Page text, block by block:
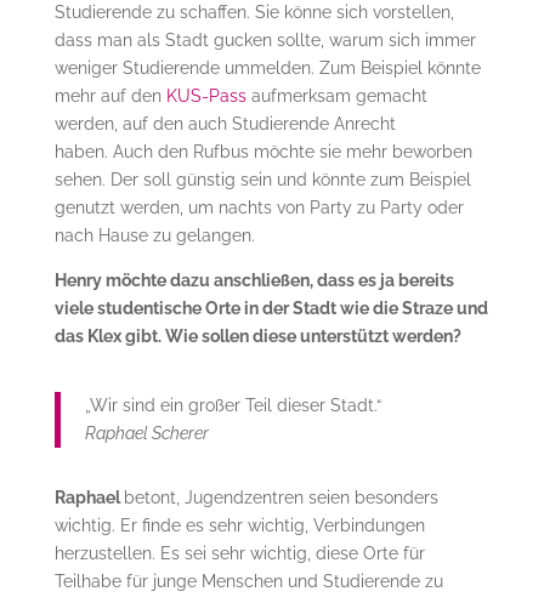
Studierende zu schaffen. Sie könne sich vorstellen,
dass man als Stadt gucken sollte, warum sich immer
weniger Studierende ummelden. Zum Beispiel könnte
mehr auf den KUS-Passaufmerksam gemacht
werden, auf den auch Studierende Anrecht
haben. Auch den Rufbus möchte sie mehr beworben
sehen. Der soll günstig sein und könnte zum Beispiel
genutzt werden, um nachts von Party zu Party oder
nach Hause zu gelangen.
Henry möchte dazu anschließen, dass es ja bereits
viele studentische Orte in der Stadt wie die Straze und
das Klex gibt. Wie sollen diese unterstützt werden?
„Wir sind ein großer Teil dieser Stadt.“
Raphael Scherer
Raphael betont, Jugendzentren seien besonders
wichtig. Er finde es sehr wichtig, Verbindungen
herzustellen. Es sei sehr wichtig, diese Orte für
Teilhabe für junge Menschen und Studierende zu